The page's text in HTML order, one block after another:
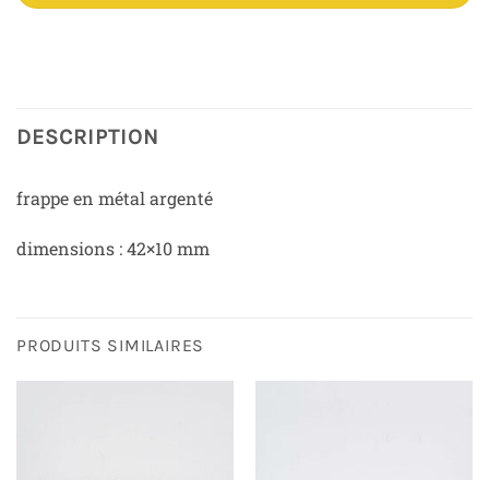
DESCRIPTION
frappe en métal argenté
dimensions : 42×10 mm
PRODUITS SIMILAIRES